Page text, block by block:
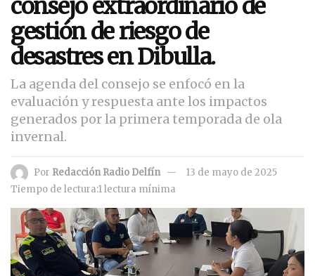
consejo extraordinario de
gestión de riesgo de
desastres en Dibulla.
La agenda del consejo se enfocó en la
evaluación y respuesta ante los impactos
generados por la primera temporada de ola
invernal.
Por Redacción Radio Delfín
13 de mayo de 2025
Tiempo de lectura:1 lectura mínima